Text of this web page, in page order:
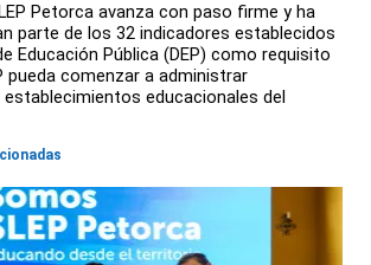
Petorca avanza con paso firme y ha
parte de los 32 indicadores establecidos
Educación Pública (DEP) como requisito
pueda comenzar a administrar
educacionales del